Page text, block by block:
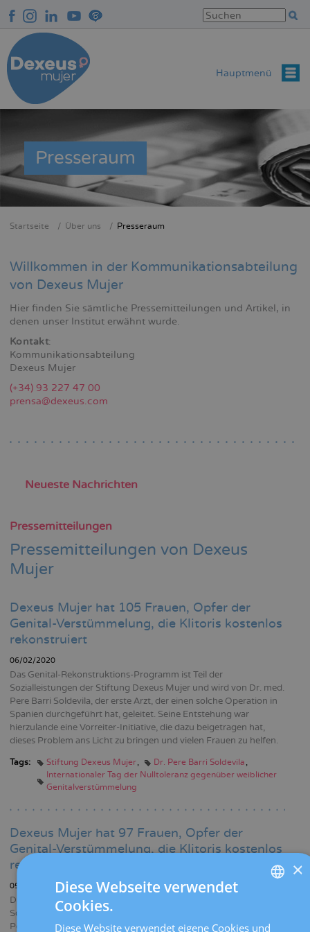
zum
Inhalt
Hauptmenü
Presseraum
Startseite Über uns Presseraum
Willkommen in der Kommunikationsabteilung
von Dexeus Mujer
Hier finden Sie sämtliche Pressemitteilungen und Artikel, in
denen unser Institut erwähnt wurde.
Kontakt:
Kommunikationsabteilung
Dexeus Mujer
(+34) 93 227 47 00
prensa@dexeus.com
Neueste Nachrichten
Pressemitteilungen
Pressemitteilungen von Dexeus
Mujer
Dexeus Mujer hat 105 Frauen, Opfer der
Genital-Verstümmelung, die Klitoris kostenlos
rekonstruiert
06/02/2020
Das Genital-Rekonstruktions-Programm ist Teil der
Sozialleistungen der Stiftung Dexeus Mujer und wird von Dr. med.
Pere Barri Soldevila, der erste Arzt, der einen solche Operation in
Spanien durchgeführt hat, geleitet. Seine Entstehung war
hierzulande eine Vorreiter-Initiative, die dazu beigetragen hat,
dieses Problem ans Licht zu bringen und vielen Frauen zu helfen.
Tags: Stiftung Dexeus Mujer
Dr. Pere Barri Soldevila
Internationaler Tag der Nulltoleranz gegenüber weiblicher
Genitalverstümmelung
Dexeus Mujer hat 97 Frauen, Opfer der
Genital-Verstümmelung, die Klitoris kostenlos
rekonstruiert
05/02/2019
Das Genital-Rekonstruktions-Programm ist Teil der
Sozialleistungen der Stiftung Dexeus Mujer und wird von Dr. med.
Pere Barri Soldevila, der erste Arzt, der einen solche Operation in
×
Diese Webseite verwendet
Cookies.
Diese Website verwendet eigene Cookies und